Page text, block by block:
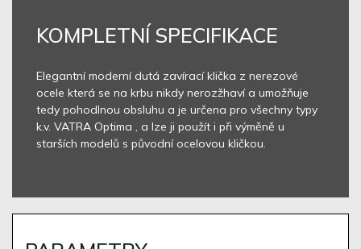
KOMPLETNÍ SPECIFIKACE
Elegantní moderní dutá zavírací klička z nerezové
ocele která se na krbu nikdy nerozžhaví a umožňuje
tedy pohodlnou obsluhu a je určena pro všechny typy
k.v. VATRA Optima , a lze ji použít i při výměně u
starších modelů s původní ocelovou kličkou.